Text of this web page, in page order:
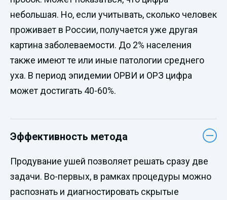
небольшая. Но, если учитывать, сколько человек
проживает в России, получается уже другая
картина заболеваемости. До 2% населения
также имеют те или иные патологии среднего
уха. В период эпидемии ОРВИ и ОРЗ цифра
может достигать 40-60%.
Эффективность метода
Продувание ушей позволяет решать сразу две
задачи. Во-первых, в рамках процедуры можно
распознать и диагностировать скрытые